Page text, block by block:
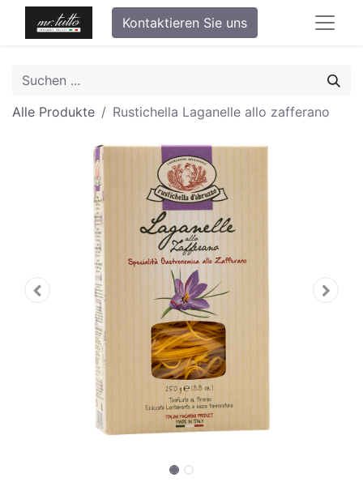
Kontaktieren Sie uns
Alle Produkte Rustichella Laganelle allo zafferano